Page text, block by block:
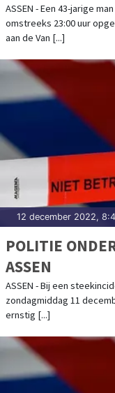
ASSEN - Een 43-jarige
omstreeks 23:00 uur
aan de Van [...]
12 december 2022,
POLITIE
ASSEN
ASSEN - Bij een
zondagmiddag 11
ernstig [...]